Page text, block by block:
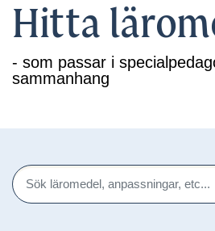
Hitta
- som passar i
sammanhang
Sök